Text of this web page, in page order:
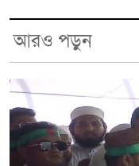
আরও পড়ুন